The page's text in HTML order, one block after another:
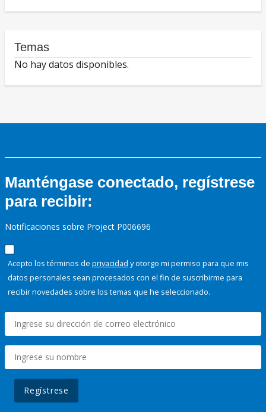
Temas
No hay datos disponibles.
Manténgase conectado, regístrese
para recibir:
Notificaciones sobre Project P006696
Acepto los términos de privacidad y otorgo mi permiso para que mis
datos personales sean procesados con el fin de suscribirme para
recibir novedades sobre los temas que he seleccionado.
Regístrese